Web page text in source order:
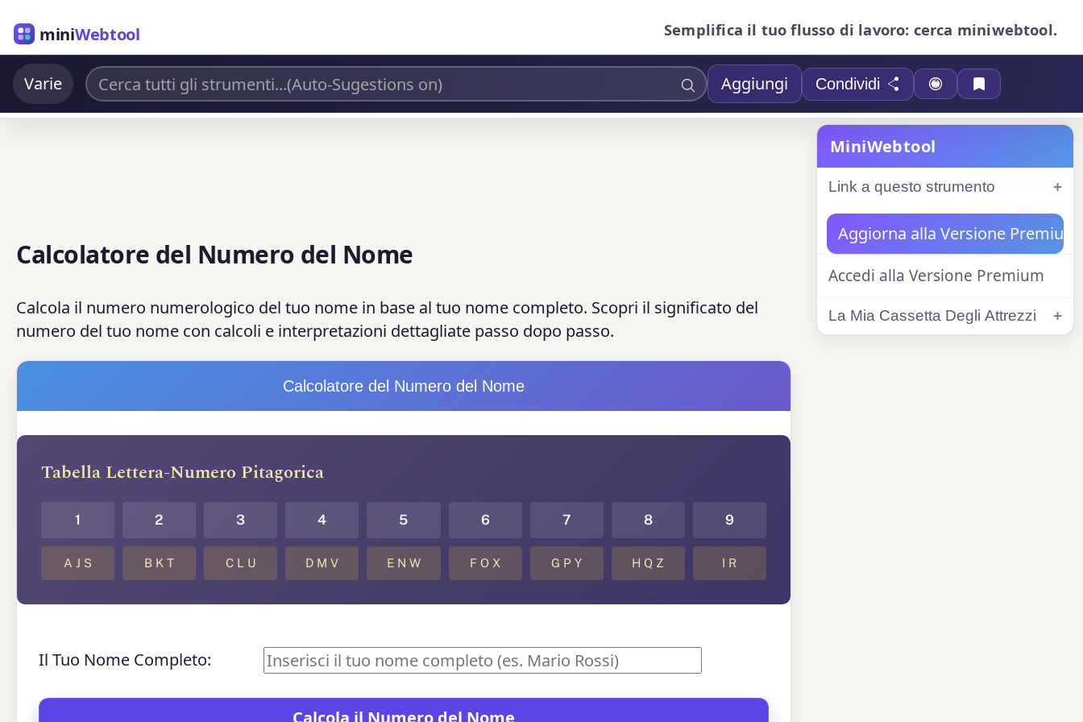
miniWebtool Semplifica il tuo flusso di lavoro: cerca miniwebtool.
Varie Aggiungi Condividi
Calcolatore del Numero del Nome
Calcola il numero numerologico del tuo nome in base al tuo nome completo. Scopri il significato del
numero del tuo nome con calcoli e interpretazioni dettagliate passo dopo passo.
Calcolatore del Numero del Nome
Tabella Lettera-Numero Pitagorica
1 2 3 4 5 6 7 8 9
A J S B K T C L U D M V E N W F O X G P Y H Q Z I R
Il Tuo Nome Completo:
MiniWebtool
Link a questo strumento
Aggiorna alla Versione Premium
Accedi alla Versione Premium
La Mia Cassetta Degli Attrezzi